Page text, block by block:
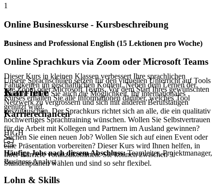
1
Online Businesskurse - Kursbeschreibung
Business and Professional English (15 Lektionen pro Woche)
Dieser Kurs in kleinen Klassen verbessert Ihre sprachlichen
Fähigkeiten im geschäftlichen Kontent. Neben dem Lernen der
Sprache haben Sie auch die Möglichkeit, Ihr internationales
Netzwerk zu vergrössern und sich mit anderen Berufstätigen
auszutauschen. Der Sprachkurs richtet sich an alle, die ein qualitativ
hochwertiges Sprachtraining wünschen. Wollen Sie Selbstvertrauen
für die Arbeit mit Kollegen und Partnern im Ausland gewinnen?
Suchen Sie einen neuen Job? Wollen Sie sich auf einen Event oder
eine Präsentation vorbereiten? Dieser Kurs wird Ihnen helfen, in
Ihrer Karriere voranzukommen. Sie können zwischen 3
Stundenplänen wählen und sind so sehr flexibel.
2
Online Sprachkurs via Zoom oder Microsoft Teams
Unsere Sprachschulen setzen für den virtuellen Unterricht auf Tools
wie Zoom oder Microsoft Teams. Vor dem Start Ihres gewünschten
Kurses erhalten Sie alle Informationen darüber, welches Tool
genutzt wird.
Karriere
Karrierechancen
HIGH
Häufige Jobs nach diesem Abschluss: Teamleiter, Projektmanager,
Business Analyst
Lohn & Skills